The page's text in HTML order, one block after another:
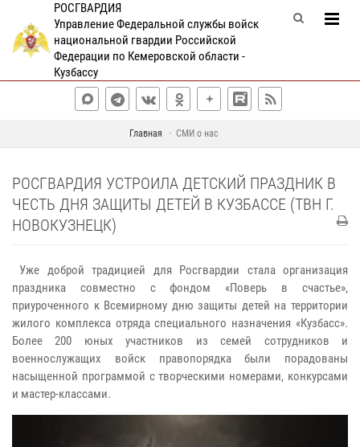
РОСГВАРДИЯ
Управление Федеральной службы войск
национальной гвардии Российской
Федерации по Кемеровской области -
Кузбассу
Главная СМИ о нас
РОСГВАРДИЯ УСТРОИЛА ДЕТСКИЙ ПРАЗДНИК В
ЧЕСТЬ ДНЯ ЗАЩИТЫ ДЕТЕЙ В КУЗБАССЕ (ТВН Г.
НОВОКУЗНЕЦК)
Уже доброй традицией для Росгвардии стала организация
праздника совместно с фондом «Поверь в счастье»,
приуроченного к Всемирному дню защиты детей на территории
жилого комплекса отряда специального назначения «Кузбасс».
Более 200 юных участников из семей сотрудников и
военнослужащих войск правопорядка были порадованы
насыщенной программой с творческими номерами, конкурсами
и мастер-классами.